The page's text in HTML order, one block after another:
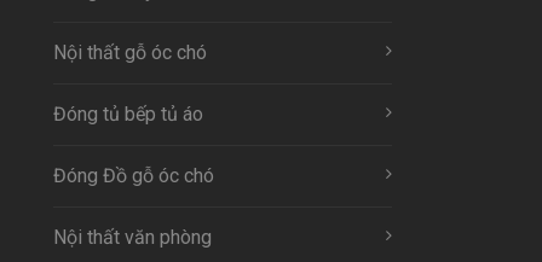
Nội thất gỗ óc chó
Đóng tủ bếp tủ áo
Đóng Đồ gỗ óc chó
Nội thất văn phòng